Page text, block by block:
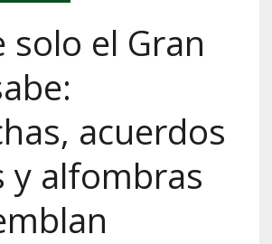
solo el Gran
acuerdos
y alfombras